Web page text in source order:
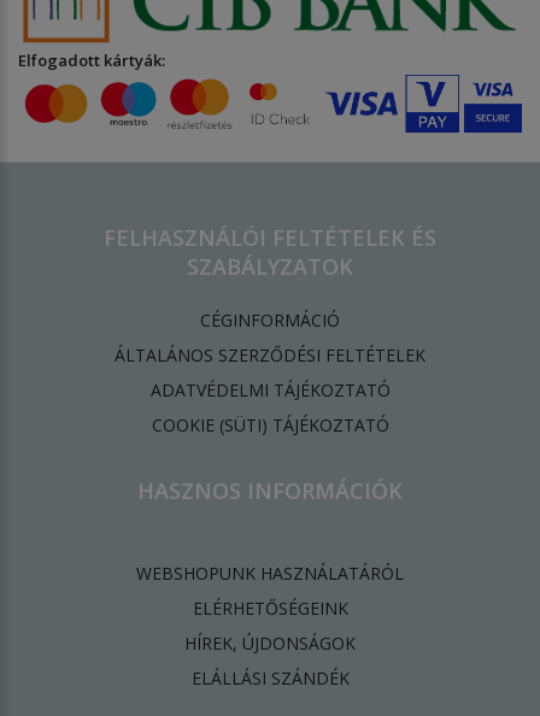
Elfogadott kártyák:
FELHASZNÁLÓI FELTÉTELEK ÉS
SZABÁLYZATOK
CÉGINFORMÁCIÓ
ÁLTALÁNOS SZERZŐDÉSI FELTÉTELEK
ADATVÉDELMI TÁJÉKOZTATÓ
​COOKIE (SÜTI) TÁJÉKOZTATÓ
HASZNOS INFORMÁCIÓK
WEBSHOPUNK HASZNÁLATÁRÓL
ELÉRHETŐSÉGEINK
HÍREK, ÚJDONSÁGOK
ELÁLLÁSI SZÁNDÉK